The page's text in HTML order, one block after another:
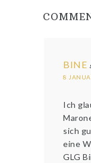
BINE
8
Ich
sich
eine
GLG